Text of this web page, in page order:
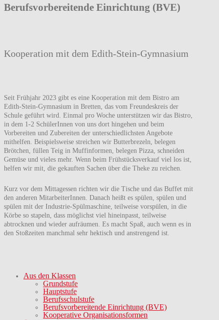
Berufsvorbereitende Einrichtung (BVE)
Kooperation mit dem Edith-Stein-Gymnasium
Seit Frühjahr 2023 gibt es eine Kooperation mit dem Bistro am
Edith-Stein-Gymnasium in Bretten, das vom Freundeskreis der
Schule geführt wird. Einmal pro Woche unterstützen wir das Bistro,
in dem 1-2 SchülerInnen von uns dort hingehen und beim
Vorbereiten und Zubereiten der unterschiedlichsten Angebote
mithelfen. Beispielsweise streichen wir Butterbrezeln, belegen
Brötchen, füllen Teig in Muffinformen, belegen Pizza, schneiden
Gemüse und vieles mehr. Wenn beim Frühstücksverkauf viel los ist,
helfen wir mit, die gekauften Sachen über die Theke zu reichen.
Kurz vor dem Mittagessen richten wir die Tische und das Buffet mit
den anderen MitarbeiterInnen. Danach heißt es spülen, spülen und
spülen mit der Industrie-Spülmaschine, teilweise vorspülen, in die
Körbe so stapeln, dass möglichst viel hineinpasst, teilweise
abtrocknen und wieder aufräumen. Es macht Spaß, auch wenn es in
den Stoßzeiten manchmal sehr hektisch und anstrengend ist.
Aus den Klassen
Grundstufe
Hauptstufe
Berufsschulstufe
Berufsvorbereitende Einrichtung (BVE)
Kooperative Organisationsformen